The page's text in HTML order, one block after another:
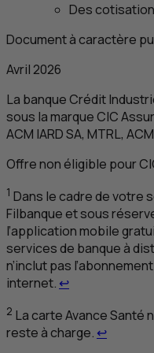
Des
Document à caractère
Avril 2026
La banque Crédit
sous la marqueCIC
ACM IARDSA, MTRL, ACM
Offre non éligible pour
1 Dans le cadre de votre
Filbanque et sous
l’application mobile
services de banque à
n’inclut pas
internet. ↩Retour au
2 La carte Avance Santé
reste à charge. ↩Retour